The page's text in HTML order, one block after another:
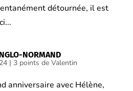
détournée, il est
NORMAND
| 3 points de Valentin
anniversaire avec Hélène,